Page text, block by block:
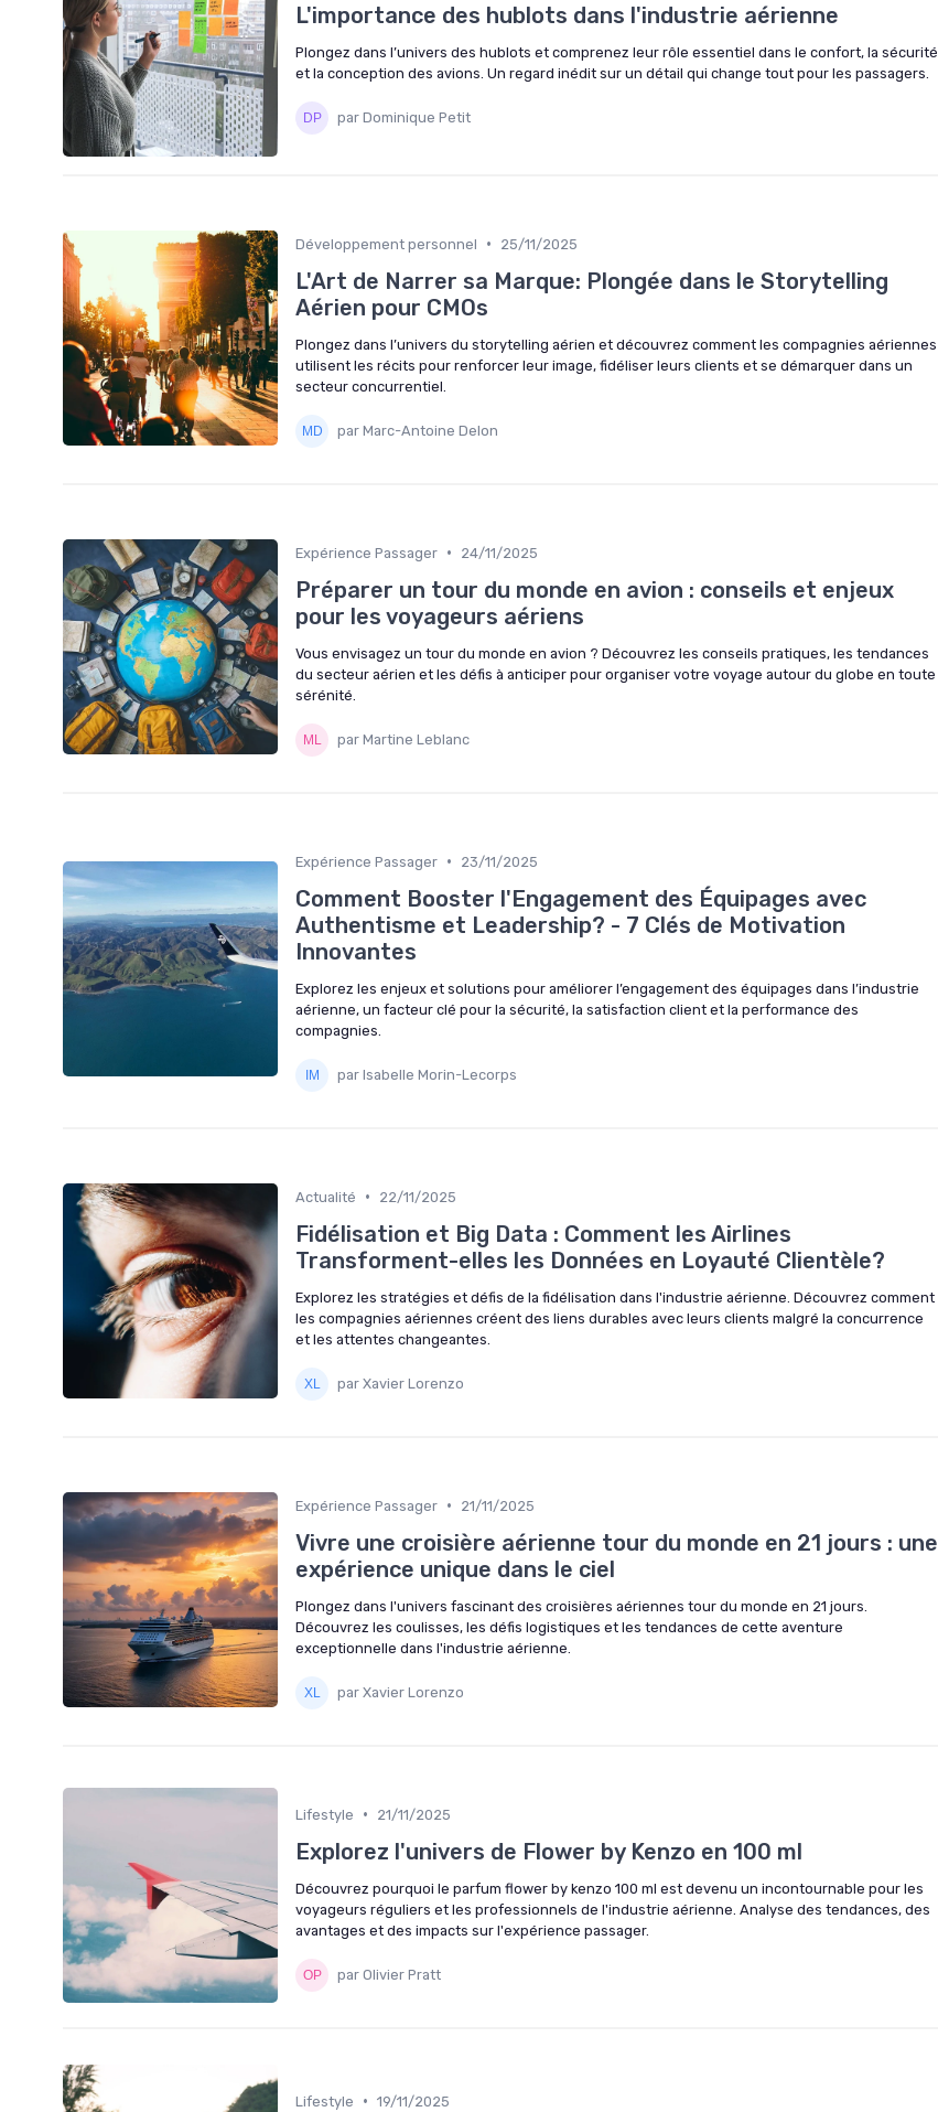
L'importance des hublots dans l'industrie aérienne
Plongez dans l’univers des hublots et comprenez leur rôle essentiel dans le confort, la sécurité
et la conception des avions. Un regard inédit sur un détail qui change tout pour les passagers.
par Dominique Petit
Développement personnel • 25/11/2025
L'Art de Narrer sa Marque: Plongée dans le Storytelling
Aérien pour CMOs
Plongez dans l’univers du storytelling aérien et découvrez comment les compagnies aériennes
utilisent les récits pour renforcer leur image, fidéliser leurs clients et se démarquer dans un
secteur concurrentiel.
par Marc-Antoine Delon
Expérience Passager • 24/11/2025
Préparer un tour du monde en avion : conseils et enjeux
pour les voyageurs aériens
Vous envisagez un tour du monde en avion ? Découvrez les conseils pratiques, les tendances
du secteur aérien et les défis à anticiper pour organiser votre voyage autour du globe en toute
sérénité.
par Martine Leblanc
Expérience Passager • 23/11/2025
Comment Booster l'Engagement des Équipages avec
Authentisme et Leadership? - 7 Clés de Motivation
Innovantes
Explorez les enjeux et solutions pour améliorer l’engagement des équipages dans l’industrie
aérienne, un facteur clé pour la sécurité, la satisfaction client et la performance des
compagnies.
par Isabelle Morin-Lecorps
Actualité • 22/11/2025
Fidélisation et Big Data : Comment les Airlines
Transforment-elles les Données en Loyauté Clientèle?
Explorez les stratégies et défis de la fidélisation dans l'industrie aérienne. Découvrez comment
les compagnies aériennes créent des liens durables avec leurs clients malgré la concurrence
et les attentes changeantes.
par Xavier Lorenzo
Expérience Passager • 21/11/2025
Vivre une croisière aérienne tour du monde en 21 jours : une
expérience unique dans le ciel
Plongez dans l'univers fascinant des croisières aériennes tour du monde en 21 jours.
Découvrez les coulisses, les défis logistiques et les tendances de cette aventure
exceptionnelle dans l'industrie aérienne.
par Xavier Lorenzo
Lifestyle • 21/11/2025
Explorez l'univers de Flower by Kenzo en 100 ml
Découvrez pourquoi le parfum flower by kenzo 100 ml est devenu un incontournable pour les
voyageurs réguliers et les professionnels de l'industrie aérienne. Analyse des tendances, des
avantages et des impacts sur l'expérience passager.
par Olivier Pratt
Lifestyle • 19/11/2025